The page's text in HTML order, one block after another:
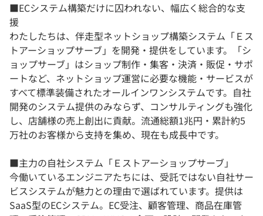
■ECシステム構築だけに囚われない、幅広く総合的な支
援
わたしたちは、伴走型ネットショップ構築システム「Ｅス
トアーショップサーブ」を開発・提供をしています。「シ
ョップサーブ」はショップ制作・集客・決済・販促・サポ
ートなど、ネットショップ運営に必要な機能・サービスが
すべて標準装備されたオールインワンシステムです。自社
開発のシステム提供のみならず、コンサルティングも強化
し、店舗様の売上創出に貢献。流通総額1兆円・累計約5
万社のお客様から支持を集め、現在も成長中です。
■主力の自社システム「Ｅストアーショップサーブ」
今働いているエンジニアたちには、受託ではない自社サー
ビスシステムが魅力との理由で選ばれています。提供は
SaaS型のECシステム。EC受注、顧客管理、商品在庫管